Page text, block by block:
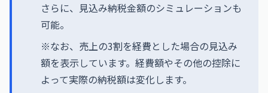
さらに、見込み納税金額のシミュレーションも
可能。
※なお、売上の3割を経費とした場合の見込み
額を表示しています。経費額やその他の控除に
よって実際の納税額は変化します。